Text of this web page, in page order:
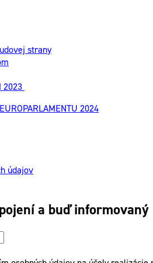
strany
2023
2024
údajov
a buď informovaný